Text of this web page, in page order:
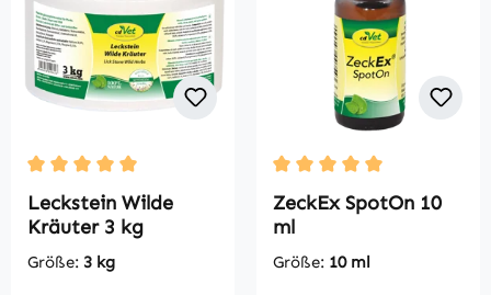
Durchschnittliche Bewertung von 5 von 5 Sternen
Leckstein Wilde
Kräuter 3 kg
Größe: 3 kg
Durchschnittliche
ZeckEx SpotOn 10
ml
Größe: 10 ml